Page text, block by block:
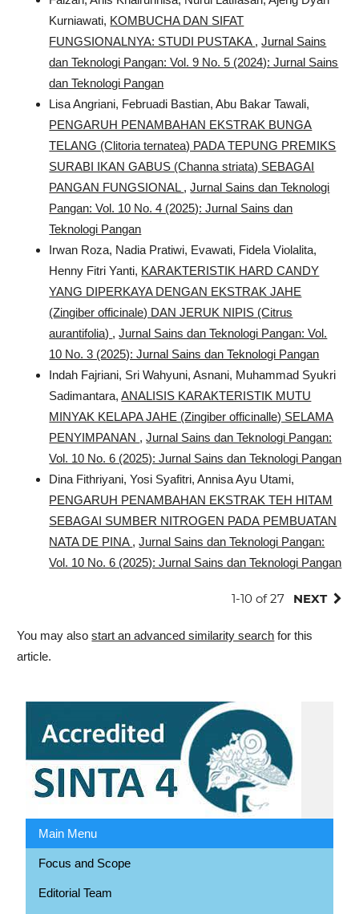
Kurniawati, KOMBUCHA DAN SIFAT
FUNGSIONALNYA: STUDI PUSTAKA ,Jurnal Sains
dan Teknologi Pangan: Vol. 9 No. 5 (2024): Jurnal Sains
dan Teknologi Pangan
Lisa Angriani, Februadi Bastian, Abu Bakar Tawali,
PENGARUH PENAMBAHAN EKSTRAK BUNGA
TELANG (Clitoria ternatea) PADA TEPUNG PREMIKS
SURABI IKAN GABUS (Channa striata) SEBAGAI
PANGAN FUNGSIONAL ,Jurnal Sains dan Teknologi
Pangan: Vol. 10 No. 4 (2025): Jurnal Sains dan
Teknologi Pangan
Irwan Roza, Nadia Pratiwi, Evawati, Fidela Violalita,
Henny Fitri Yanti, KARAKTERISTIK HARD CANDY
YANG DIPERKAYA DENGAN EKSTRAK JAHE
(Zingiber officinale) DAN JERUK NIPIS (Citrus
aurantifolia) ,Jurnal Sains dan Teknologi Pangan: Vol.
10 No. 3 (2025): Jurnal Sains dan Teknologi Pangan
Indah Fajriani, Sri Wahyuni, Asnani, Muhammad Syukri
Sadimantara,ANALISIS KARAKTERISTIK MUTU
MINYAK KELAPA JAHE (Zingiber officinalle) SELAMA
PENYIMPANAN ,Jurnal Sains dan Teknologi Pangan:
Vol. 10 No. 6 (2025): Jurnal Sains dan Teknologi Pangan
Dina Fithriyani, Yosi Syafitri, Annisa Ayu Utami,
PENGARUH PENAMBAHAN EKSTRAK TEH HITAM
SEBAGAI SUMBER NITROGEN PADA PEMBUATAN
NATA DE PINA ,Jurnal Sains dan Teknologi Pangan:
Vol. 10 No. 6 (2025): Jurnal Sains dan Teknologi Pangan
1-10 of 27 NEXT
You may alsostart an advanced similarity search for this
article.
Main Menu
Focus and Scope
Editorial Team